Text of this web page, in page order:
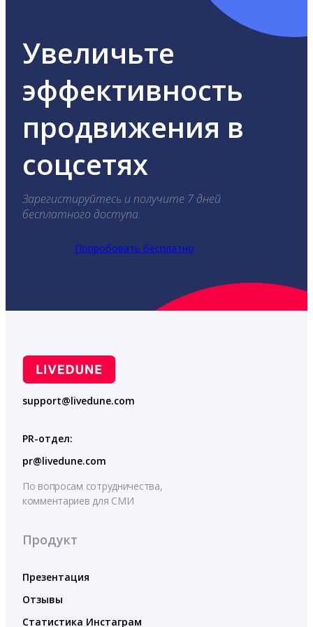
Увеличьте
эффективность
продвижения в
соцсетях
Зарегистируйтесь и получите 7 дней
бесплатного доступа.
Попробовать бесплатно
support@livedune.com
PR-отдел:
pr@livedune.com
По вопросам сотрудничества,
комментариев для СМИ
Продукт
Презентация
Отзывы
Статистика Инстаграм